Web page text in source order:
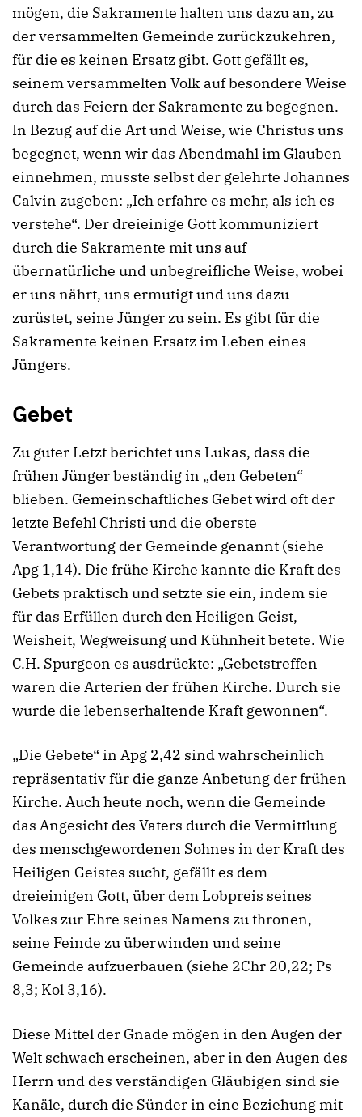
mögen, die Sakramente halten uns dazu an, zu
der versammelten Gemeinde zurückzukehren,
für die es keinen Ersatz gibt. Gott gefällt es,
seinem versammelten Volk auf besondere Weise
durch das Feiern der Sakramente zu begegnen.
In Bezug auf die Art und Weise, wie Christus uns
begegnet, wenn wir das Abendmahl im Glauben
einnehmen, musste selbst der gelehrte Johannes
Calvin zugeben: „Ich erfahre es mehr, als ich es
verstehe“. Der dreieinige Gott kommuniziert
durch die Sakramente mit uns auf
übernatürliche und unbegreifliche Weise, wobei
er uns nährt, uns ermutigt und uns dazu
zurüstet, seine Jünger zu sein. Es gibt für die
Sakramente keinen Ersatz im Leben eines
Jüngers.
Gebet
Zu guter Letzt berichtet uns Lukas, dass die
frühen Jünger beständig in „den Gebeten“
blieben. Gemeinschaftliches Gebet wird oft der
letzte Befehl Christi und die oberste
Verantwortung der Gemeinde genannt (siehe
Apg 1,14). Die frühe Kirche kannte die Kraft des
Gebets praktisch und setzte sie ein, indem sie
für das Erfüllen durch den Heiligen Geist,
Weisheit, Wegweisung und Kühnheit betete. Wie
C.H. Spurgeon es ausdrückte: „Gebetstreffen
waren die Arterien der frühen Kirche. Durch sie
wurde die lebenserhaltende Kraft gewonnen“.
„Die Gebete“ in Apg 2,42 sind wahrscheinlich
repräsentativ für die ganze Anbetung der frühen
Kirche. Auch heute noch, wenn die Gemeinde
das Angesicht des Vaters durch die Vermittlung
des menschgewordenen Sohnes in der Kraft des
Heiligen Geistes sucht, gefällt es dem
dreieinigen Gott, über dem Lobpreis seines
Volkes zur Ehre seines Namens zu thronen,
seine Feinde zu überwinden und seine
Gemeinde aufzuerbauen (siehe 2Chr 20,22; Ps
8,3; Kol 3,16).
Diese Mittel der Gnade mögen in den Augen der
Welt schwach erscheinen, aber in den Augen des
Herrn und des verständigen Gläubigen sind sie
Kanäle, durch die Sünder in eine Beziehung mit